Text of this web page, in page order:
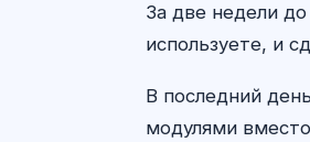
За две недели
используете, и
В последний
модулями